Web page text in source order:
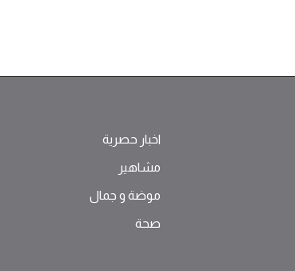
اخبار حصرية
مشاهير
موضة ‫و‬ ‫‬‫جمال‬
صحة